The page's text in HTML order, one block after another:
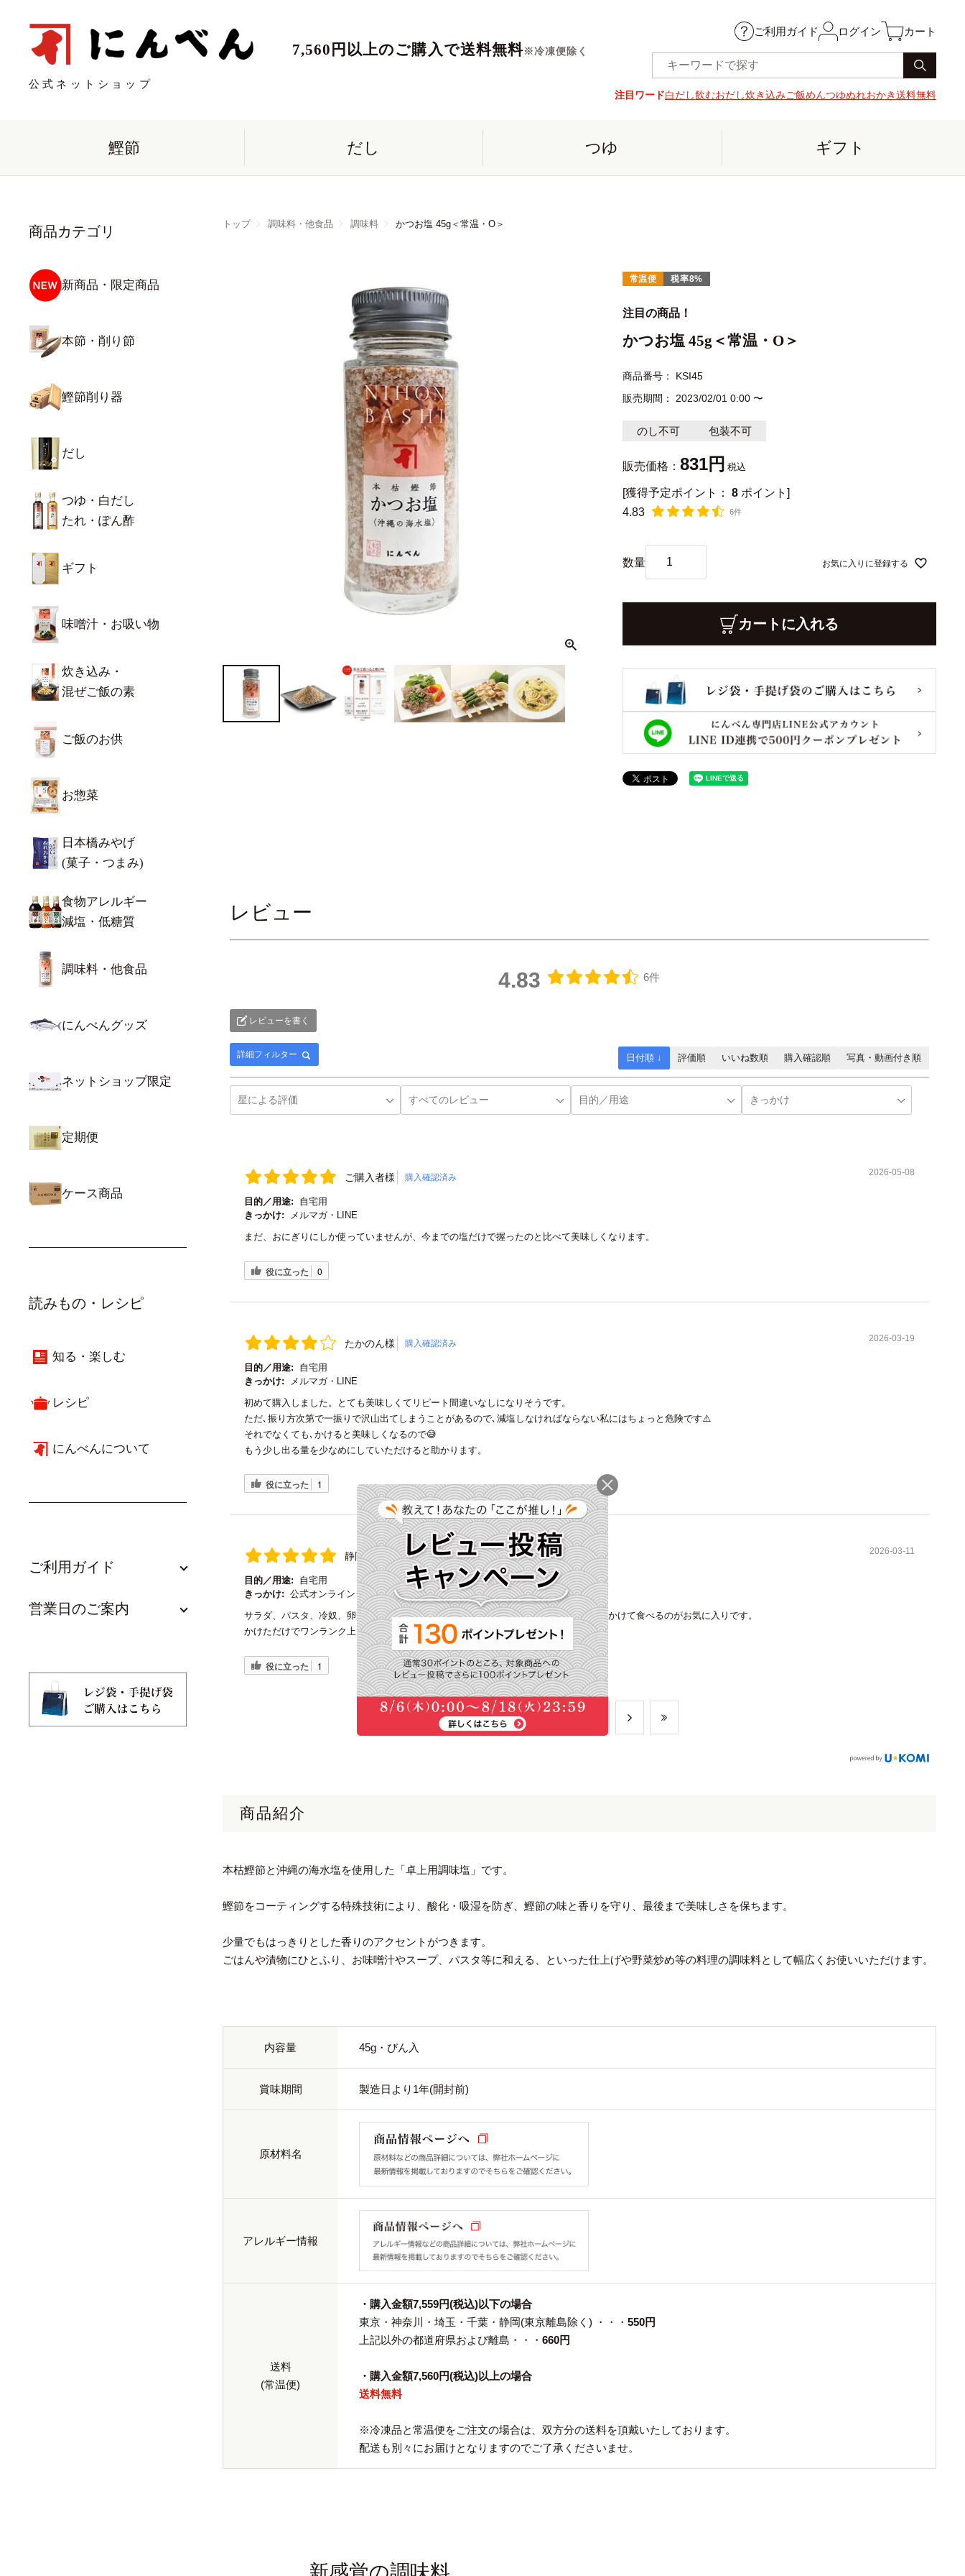
7,560円以上のご購入で送料無料※冷凍便除く
公式ネットショップ
ご利用ガイド ログイン カート
注目ワード白だし飲むおだし炊き込みご飯めんつゆぬれおかき送料無料
鰹節 だし つゆ ギフト
商品カテゴリ
新商品・限定商品
本節・削り節
鰹節削り器
だし
つゆ・白だし
たれ・ぽん酢
ギフト
味噌汁・お吸い物
炊き込み・
混ぜご飯の素
ご飯のお供
お惣菜
日本橋みやげ
(菓子・つまみ)
食物アレルギー
減塩・低糖質
調味料・他食品
にんべんグッズ
ネットショップ限定
定期便
ケース商品
読みもの・レシピ
知る・楽しむ
レシピ
にんべんについて
ご利用ガイド
営業日のご案内
トップ 調味料・他食品 調味料 かつお塩 45g＜常温・O＞
常温便 税率8%
注目の商品！
かつお塩 45g＜常温・O＞
商品番号
KSI45
販売期間
2023/02/01 0:00 〜
のし不可 包装不可
販売価格： 831 税込
[獲得予定ポイント： 8 ポイント]
4.83
6件
お気に入りに登録する
カートに入れる
レビュー
4.83 6件
レビューを書く
詳細フィルター 日付順 ↓ 評価順 いいね数順 購入確認順 写真・動画付き順
ご購入者様 購入確認済み 2026-05-08
目的／用途:
自宅用
きっかけ:
メルマガ・LINE
まだ、おにぎりにしか使っていませんが、今までの塩だけで握ったのと比べて美味しくなります。
役に立った 0
たかのん様 購入確認済み 2026-03-19
目的／用途:
自宅用
きっかけ:
メルマガ・LINE
初めて購入しました。とても美味しくてリピート間違いなしになりそうです。
ただ､振り方次第で一振りで沢山出てしまうことがあるので､減塩しなければならない私にはちょっと危険です⚠️
それでなくても､かけると美味しくなるので😅
もう少し出る量を少なめにしていただけると助かります。
役に立った 1
静岡のおばちゃん様 購入確認済み 2026-03-11
目的／用途:
自宅用
きっかけ: 公式オンラインショップ
サラダ、パスタ、冷奴、卵かけご飯と何にでも使えます。夫はブロッコリーやトマトにかけて食べるのがお気に入りです。
かけただけでワンランク上になれます
役に立った 1
商品紹介
本枯鰹節と沖縄の海水塩を使用した「卓上用調味塩」です。
鰹節をコーティングする特殊技術により、酸化・吸湿を防ぎ、鰹節の味と香りを守り、最後まで美味しさを保ちます。
少量でもはっきりとした香りのアクセントがつきます。
ごはんや漬物にひとふり、お味噌汁やスープ、パスタ等に和える、といった仕上げや野菜炒め等の料理の調味料として幅広くお使いいただけます。
内容量 45g・びん入
賞味期間 製造日より1年(開封前)
原材料名
アレルギー情報
送料
(常温便)
・購入金額7,559円(税込)以下の場合
東京・神奈川・埼玉・千葉・静岡(東京離島除く) ・・・ 550円
上記以外の都道府県および離島・・・ 660円
・購入金額7,560円(税込)以上の場合
送料無料
※冷凍品と常温便をご注文の場合は、双方分の送料を頂戴いたしております。
配送も別々にお届けとなりますのでご了承くださいませ。